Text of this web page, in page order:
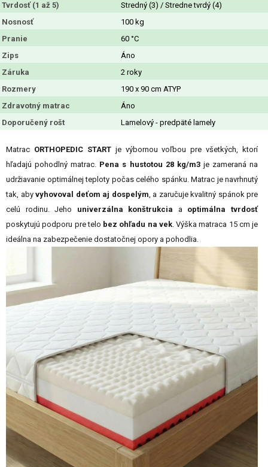
Tvrdosť (1 až 5)
Stredný (3) / Stredne tvrdý (4)
Nosnosť
100 kg
Pranie
60 °C
Zips
Áno
Záruka
2 roky
Rozmery
190 x 90 cm ATYP
Zdravotný matrac
Áno
Doporučený rošt
Lamelový - predpäté lamely
Matrac ORTHOPEDIC STARTje výbornou voľbou pre všetkých, ktorí
hľadajú pohodlný matrac. Pena s hustotou 28 kg/m3je zameraná na
udržiavanie optimálnej teploty počas celého spánku. Matrac je navrhnutý
tak, aby vyhovoval deťom aj dospelým, a zaručuje kvalitný spánok pre
celú rodinu. Jeho univerzálna konštrukcia a optimálna tvrdosť
poskytujú podporu pre telo bez ohľadu na vek. Výška matraca 15 cm je
ideálna na zabezpečenie dostatočnej opory a pohodlia.